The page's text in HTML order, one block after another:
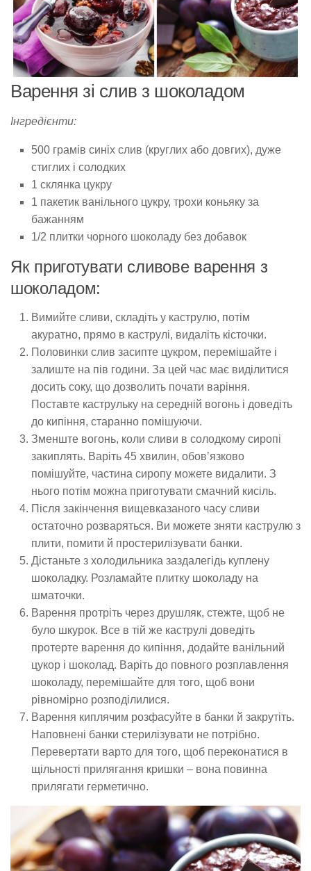
Варення зі слив з шоколадом
Інгредієнти:​​
500 грамів синіх слив (круглих або довгих), дуже
стиглих і солодких
1 склянка цукру
1 пакетик ванільного цукру, трохи коньяку за
бажанням
1/2 плитки чорного шоколаду без добавок
Як приготувати сливове варення з
шоколадом:
Вимийте сливи, складіть у каструлю, потім
акуратно, прямо в каструлі, видаліть кісточки.
Половинки слив засипте цукром, перемішайте і
залиште на пів години. За цей час має виділитися
досить соку, що дозволить почати варіння.
Поставте каструльку на середній вогонь і доведіть
до кипіння, старанно помішуючи.
Зменште вогонь, коли сливи в солодкому сиропі
закиплять. Варіть 45 хвилин, обов’язково
помішуйте, частина сиропу можете видалити. З
нього потім можна приготувати смачний кисіль.
Після закінчення вищевказаного часу сливи
остаточно розваряться. Ви можете зняти каструлю з
плити, помити й простерилізувати банки.
Дістаньте з холодильника заздалегідь куплену
шоколадку. Розламайте плитку шоколаду на
шматочки.
Варення протріть через друшляк, стежте, щоб не
було шкурок. Все в тій же каструлі доведіть
протерте варення до кипіння, додайте ванільний
цукор і шоколад. Варіть до повного розплавлення
шоколаду, перемішайте для того, щоб вони
рівномірно розподілилися.
Варення киплячим розфасуйте в банки й закрутіть.
Наповнені банки стерилізувати не потрібно.
Перевертати варто для того, щоб переконатися в
щільності прилягання кришки – вона повинна
прилягати герметично.